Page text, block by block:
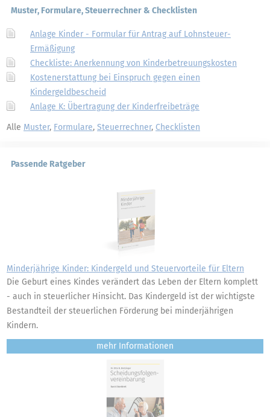
Muster, Formulare, Steuerrechner & Checklisten
Anlage Kinder - Formular für Antrag auf Lohnsteuer-
Ermäßigung
Checkliste: Anerkennung von Kinderbetreuungskosten
Kostenerstattung bei Einspruch gegen einen
Kindergeldbescheid
Anlage K: Übertragung der Kinderfreibeträge
Alle Muster, Formulare, Steuerrechner, Checklisten
Passende Ratgeber
Minderjährige Kinder: Kindergeld und Steuervorteile für Eltern
Die Geburt eines Kindes verändert das Leben der Eltern komplett
- auch in steuerlicher Hinsicht. Das Kindergeld ist der wichtigste
Bestandteil der steuerlichen Förderung bei minderjährigen
Kindern.
mehr